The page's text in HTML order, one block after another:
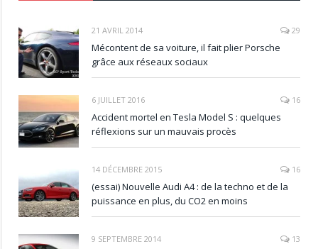
21 AVRIL 2014 29
Mécontent de sa voiture, il fait plier Porsche
grâce aux réseaux sociaux
6 JUILLET 2016 16
Accident mortel en Tesla Model S : quelques
réflexions sur un mauvais procès
14 DÉCEMBRE 2015 16
(essai) Nouvelle Audi A4 : de la techno et de la
puissance en plus, du CO2 en moins
9 SEPTEMBRE 2014 13